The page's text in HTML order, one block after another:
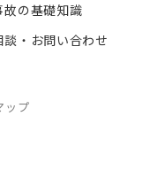
故の基礎知識
談・お問い合わせ
ップ